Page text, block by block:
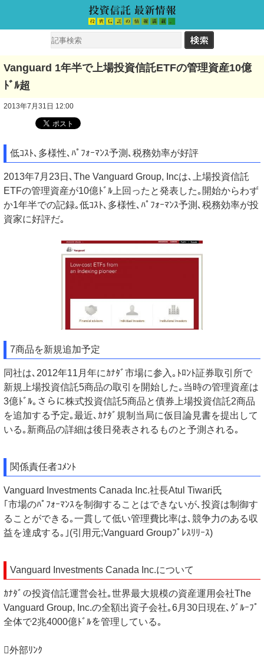
Vanguard 1年半で上場投資信託ETFの管理資産10億
ﾄﾞﾙ超
2013年7月31日 12:00
低ｺｽﾄ､多様性､ﾊﾟﾌｫｰﾏﾝｽ予測､税務効率が好評
2013年7月23日､The Vanguard Group, Incは､上場投資信託
ETFの管理資産が10億ﾄﾞﾙ上回ったと発表した｡開始からわず
か1年半での記録｡低ｺｽﾄ､多様性､ﾊﾟﾌｫｰﾏﾝｽ予測､税務効率が投
資家に好評だ｡
7商品を新規追加予定
同社は､2012年11月年にｶﾅﾀﾞ市場に参入｡ﾄﾛﾝﾄ証券取引所で
新規上場投資信託5商品の取引を開始した｡当時の管理資産は
3億ﾄﾞﾙ｡さらに株式投資信託5商品と債券上場投資信託2商品
を追加する予定｡最近､ｶﾅﾀﾞ規制当局に仮目論見書を提出して
いる｡新商品の詳細は後日発表されるものと予測される｡
関係責任者ｺﾒﾝﾄ
Vanguard Investments Canada Inc.社長Atul Tiwari氏
｢市場のﾊﾟﾌｫｰﾏﾝｽを制御することはできないが､投資は制御す
ることができる｡一貫して低い管理費比率は､競争力のある収
益を達成する｡｣(引用元;Vanguard Groupﾌﾟﾚｽﾘﾘｰｽ)
Vanguard Investments Canada Inc.について
ｶﾅﾀﾞの投資信託運営会社｡世界最大規模の資産運用会社The
Vanguard Group, Inc.の全額出資子会社｡6月30日現在､ｸﾞﾙｰﾌﾟ
全体で2兆4000億ﾄﾞﾙを管理している｡
外部ﾘﾝｸ